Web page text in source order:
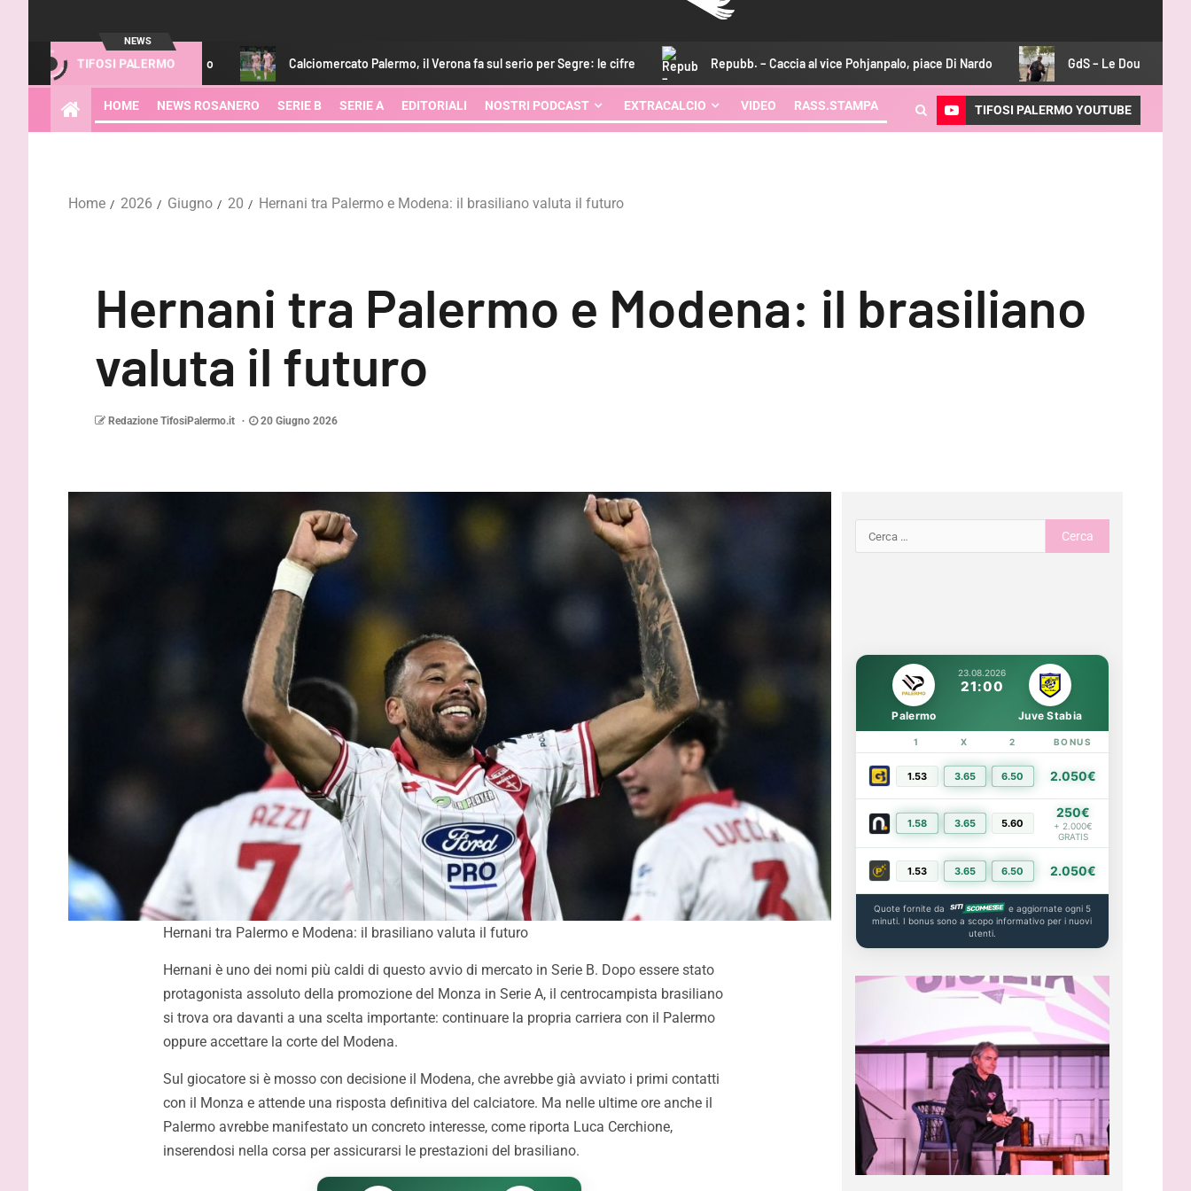
NEWS
TIFOSI PALERMO
Il comunicato Calciomercato Palermo, il Verona fa sul serio per Segre: le cifre Repubb. – Caccia al vice Pohjanpalo, piace Di Nardo GdS – Le Douaron e Gyasi restano
HOME NEWS ROSANERO SERIE B SERIE A EDITORIALI NOSTRI PODCAST EXTRACALCIO VIDEO RASS.STAMPA TIFOSI PALERMO YOUTUBE
Home 2026 Giugno 20 Hernani tra Palermo e Modena: il brasiliano valuta il futuro
Hernani tra Palermo e Modena: il brasiliano
valuta il futuro
Redazione TifosiPalermo.it 20 Giugno 2026
Hernani tra Palermo e Modena: il brasiliano valuta il futuro
Hernani è uno dei nomi più caldi di questo avvio di mercato in Serie B. Dopo essere stato
protagonista assoluto della promozione del Monza in Serie A, il centrocampista brasiliano
si trova ora davanti a una scelta importante: continuare la propria carriera con il Palermo
oppure accettare la corte del Modena.
Sul giocatore si è mosso con decisione il Modena, che avrebbe già avviato i primi contatti
con il Monza e attende una risposta definitiva del calciatore. Ma nelle ultime ore anche il
Palermo avrebbe manifestato un concreto interesse, come riporta Luca Cerchione,
inserendosi nella corsa per assicurarsi le prestazioni del brasiliano.
23.08.2026
21:00
Palermo Juve Stabia
1 X 2 BONUS
1.53 3.65 6.50 2.050€
1.58 3.65 5.60
250€
+ 2.000€
GRATIS
1.53 3.65 6.50 2.050€
Quote fornite da
e aggiornate ogni 5
minuti. I bonus sono a scopo informativo per i nuovi
utenti.